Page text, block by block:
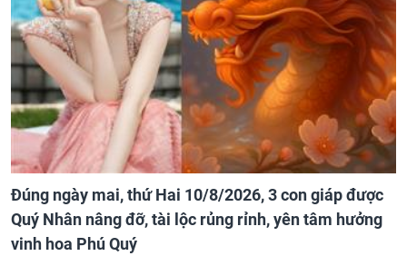
Đúng ngày mai, thứ Hai 10/8/2026, 3 con giáp được
Quý Nhân nâng đỡ, tài lộc rủng rỉnh, yên tâm hưởng
vinh hoa Phú Quý